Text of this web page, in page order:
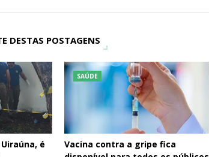
DESTAS POSTAGENS
é
SAÚDE
Vacina contra a gripe fica